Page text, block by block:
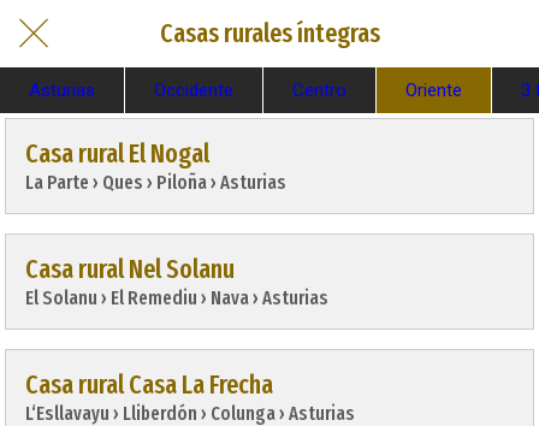
Casas rurales íntegras
Asturias Occidente Centro Oriente 3
Casa rural El Nogal
La Parte › Ques › Piloña › Asturias
Casa rural Nel Solanu
El Solanu › El Remediu › Nava › Asturias
Casa rural Casa La Frecha
L‘Esllavayu › Lliberdón › Colunga › Asturias